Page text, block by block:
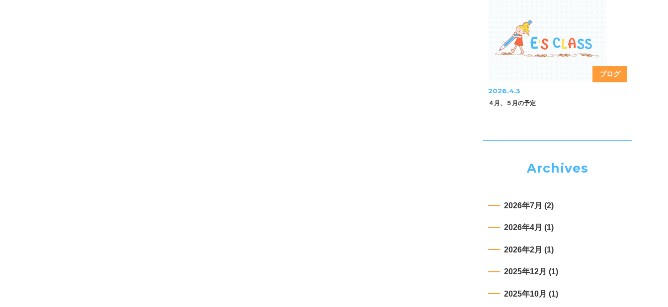
ブログ
2026.4.3
４月、５月の予定
Archives
2026年7月 (2)
2026年4月 (1)
2026年2月 (1)
2025年12月 (1)
2025年10月 (1)